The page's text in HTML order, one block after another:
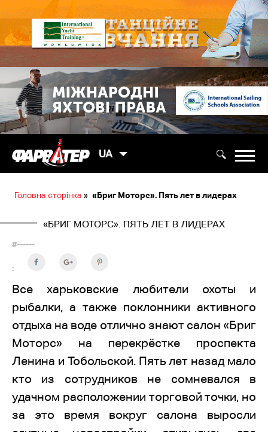
UA
Головна сторінка » «Бриг Моторс». Пять лет в лидерах
«БРИГ МОТОРС». ПЯТЬ ЛЕТ В ЛИДЕРАХ
#------
:
Все харьковские любители охоты и
рыбалки, а также поклонники активного
отдыха на воде отлично знают салон «Бриг
Моторс» на перекрёстке проспекта
Ленина и Тобольской. Пять лет назад мало
кто из сотрудников не сомневался в
удачном расположении торговой точки, но
за это время вокруг салона выросли